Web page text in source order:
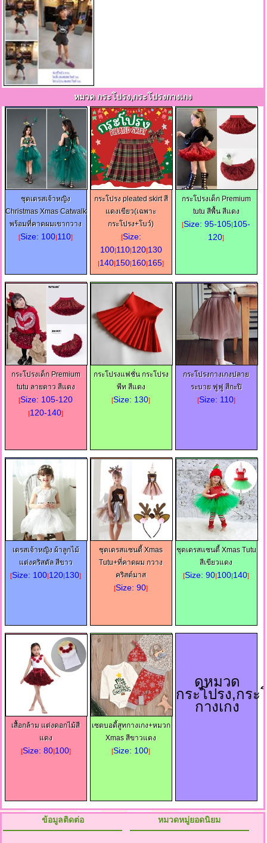
หมวด กระโปรง,กระโปรงกางเกง
ชุดเดรสเจ้าหญิง
Christmas Xmas Catwalk
พร้อมที่คาดผมเขากวาง
[Size: 100|110]
กระโปรง pleated skirt สี
แดงเขียว(เฉพาะ
กระโปรง+โบว์)
[Size:
100|110|120|130
|140|150|160|165]
กระโปรงเด็ก Premium
tutu สีพื้น สีแดง
[Size: 95-105|105-
120]
กระโปรงเด็ก Premium
tutu ลายดาว สีแดง
[Size: 105-120
|120-140]
กระโปรงแฟชั่น กระโปรง
พีท สีแดง
[Size: 130]
กระโปรงกางเกงปลาย
ระบาย ฟูฟู สีกะปิ
[Size: 110]
เดรสเจ้าหญิง ผ้าลูกไม้
แต่งคริสตัล สีขาว
[Size: 100|120|130]
ชุดเดรสแซนตี้ Xmas
Tutu+ที่คาดผม กวาง
คริสต์มาส
[Size: 90]
ชุดเดรสแซนตี้ Xmas Tutu
สีเขียวแดง
[Size: 90|100|140]
เสื้อกล้าม แต่งดอกไม้สี
แดง
[Size: 80|100]
เซตบอดี้สูทกางเกง+หมวก
Xmas สีขาวแดง
[Size: 100]
ดูหมวด
กระโปรง,กระ
กางเกง
ข้อมูลติดต่อ หมวดหมู่ยอดนิยม